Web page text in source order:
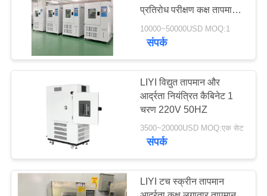
प्रतिरोध परीक्षण कक्ष तापमान
चक्र परीक्षण उपकरण
10000~50000USD MOQ:1
संपर्क
LIYI विद्युत तापमान और
आर्द्रता नियंत्रित कैबिनेट 1
चरण 220V 50HZ
3500~20000USD MOQ:एक सेट
संपर्क
LIYI टच स्क्रीन तापमान